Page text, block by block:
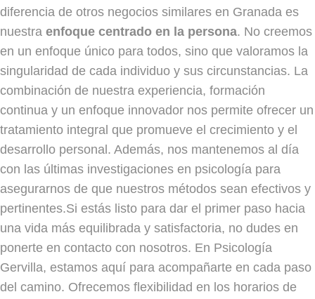
diferencia de otros negocios similares en Granada es
nuestra enfoque centrado en la persona. No creemos
en un enfoque único para todos, sino que valoramos la
singularidad de cada individuo y sus circunstancias. La
combinación de nuestra experiencia, formación
continua y un enfoque innovador nos permite ofrecer un
tratamiento integral que promueve el crecimiento y el
desarrollo personal. Además, nos mantenemos al día
con las últimas investigaciones en psicología para
asegurarnos de que nuestros métodos sean efectivos y
pertinentes.Si estás listo para dar el primer paso hacia
una vida más equilibrada y satisfactoria, no dudes en
ponerte en contacto con nosotros. En Psicología
Gervilla, estamos aquí para acompañarte en cada paso
del camino. Ofrecemos flexibilidad en los horarios de